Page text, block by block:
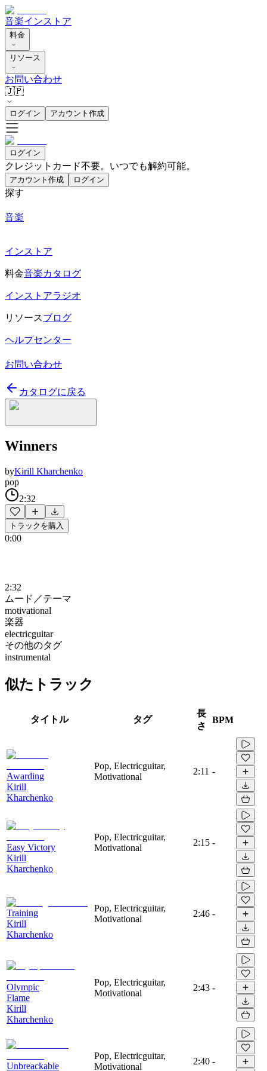
音楽インストア
料金
リソース
お問い合わせ
🇯🇵
ログイン アカウント作成
ログイン
クレジットカード不要。いつでも解約可能。
アカウント作成 ログイン
探す
音楽
インストア
料金音楽カタログ
インストアラジオ
リソースブログ
ヘルプセンター
お問い合わせ
カタログに戻る
Winners
byKirill Kharchenko
pop
2:32
トラックを購入
0:00
2:32
ムード／テーマ
motivational
楽器
electricguitar
その他のタグ
instrumental
似たトラック
タイトル タグ
長
さ
BPM
Awarding
Kirill
Kharchenko
Pop, Electricguitar,
Motivational
2:11 -
Easy Victory
Kirill
Kharchenko
Pop, Electricguitar,
Motivational
2:15 -
Training
Kirill
Kharchenko
Pop, Electricguitar,
Motivational
2:46 -
Olympic
Flame
Kirill
Kharchenko
Pop, Electricguitar,
Motivational
2:43 -
Unbreackable
Pop, Electricguitar,
Motivational
2:40 -